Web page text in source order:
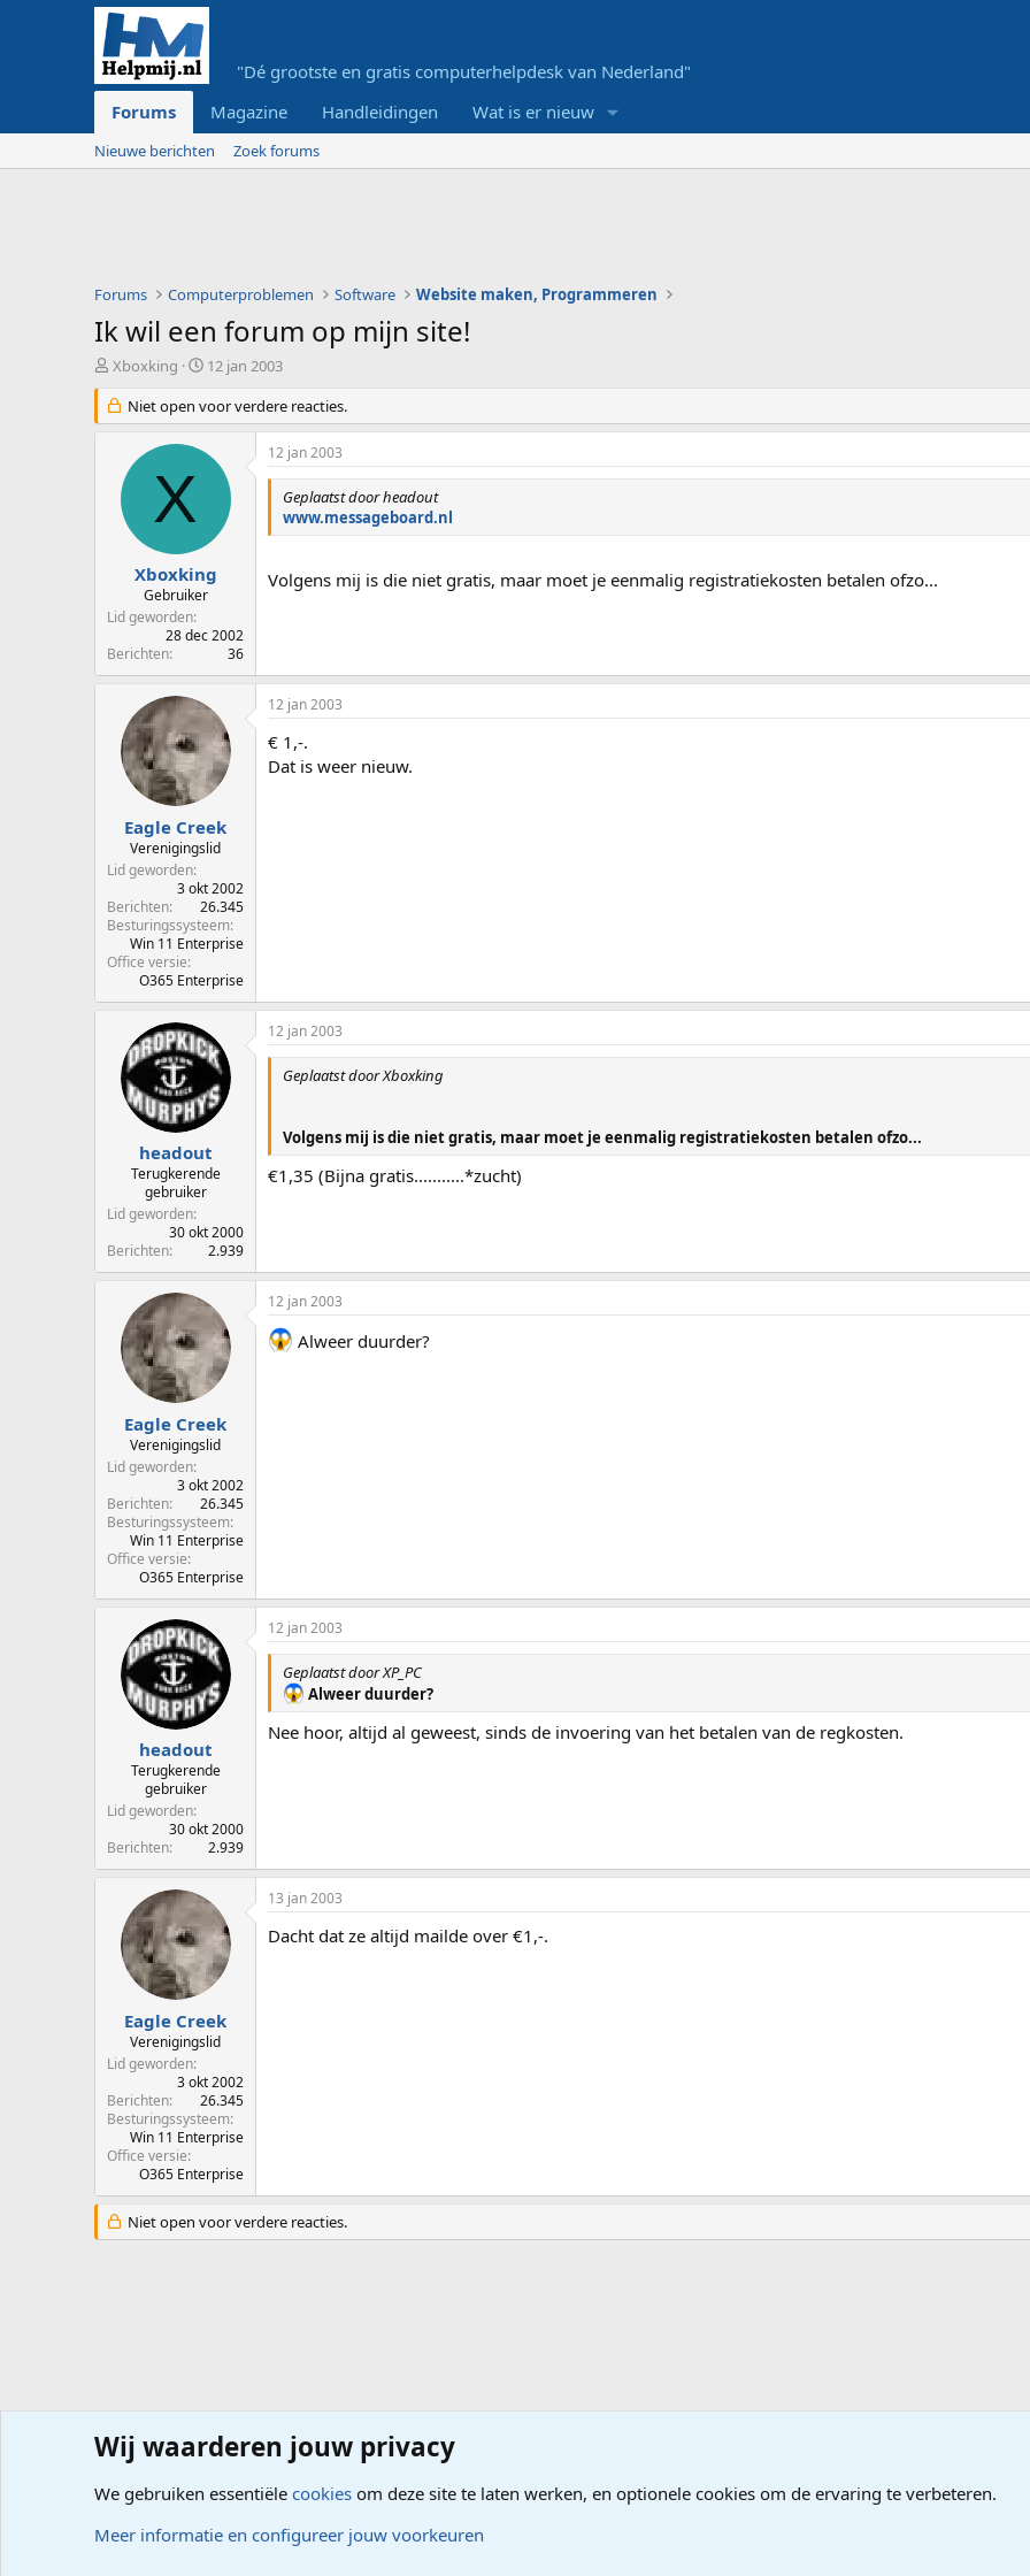
"Dé grootste en gratis computerhelpdesk van Nederland"
Forums
Magazine Handleidingen Wat is er nieuw
Nieuwe berichten Zoek forums
Forums Computerproblemen Software Website maken, Programmeren
Ik wil een forum op mijn site!
O
d
e
r
e
r
Xboxking
S
a
r
m
12 jan 2003
Niet open voor verdere reacties.
X
Xboxking
Gebruiker
Lid geworden
28 dec 2002
Berichten
36
12 jan 2003
Geplaatst door headout
www.messageboard.nl
Volgens mij is die niet gratis, maar moet je eenmalig registratiekosten betalen ofzo...
Eagle Creek
Verenigingslid
Lid geworden
3 okt 2002
Berichten
26.345
Besturingssysteem
Win 11 Enterprise
Office versie
O365 Enterprise
12 jan 2003
€ 1,-.
Dat is weer nieuw.
headout
Terugkerende
gebruiker
Lid geworden
30 okt 2000
Berichten
2.939
12 jan 2003
Geplaatst door Xboxking
Volgens mij is die niet gratis, maar moet je eenmalig registratiekosten betalen ofzo...
€1,35 (Bijna gratis...........*zucht)
Eagle Creek
Verenigingslid
Lid geworden
3 okt 2002
Berichten
26.345
Besturingssysteem
Win 11 Enterprise
Office versie
O365 Enterprise
12 jan 2003
Alweer duurder?
headout
Terugkerende
gebruiker
Lid geworden
30 okt 2000
Berichten
2.939
12 jan 2003
Geplaatst door XP_PC
Alweer duurder?
Nee hoor, altijd al geweest, sinds de invoering van het betalen van de regkosten.
Eagle Creek
Verenigingslid
Lid geworden
3 okt 2002
Berichten
26.345
Besturingssysteem
Win 11 Enterprise
Office versie
O365 Enterprise
13 jan 2003
Dacht dat ze altijd mailde over €1,-.
Niet open voor verdere reacties.
Forums Computerproblemen Software Website maken, Programmeren
Wij waarderen jouw privacy
We gebruiken essentiële cookies om deze site te laten werken, en optionele cookies om de ervaring te verbeteren.
Meer informatie en configureer jouw voorkeuren